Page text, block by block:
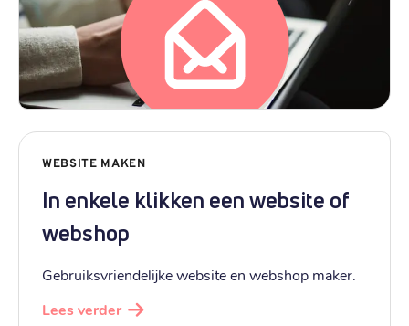
WEBSITE MAKEN
In enkele klikken een website of
webshop
Gebruiksvriendelijke website en webshop maker.
Lees verder